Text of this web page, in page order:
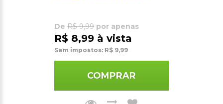
De R$ 9,99 por apenas
R$ 8,99 à vista
Sem impostos: R$ 9,99
COMPRAR